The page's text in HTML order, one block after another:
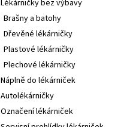
Lékárničky bez výbavy
Brašny a batohy
Dřevěné lékárničky
Plastové lékárničky
Plechové lékárničky
Náplně do lékárniček
Autolékárničky
Označení lékárniček